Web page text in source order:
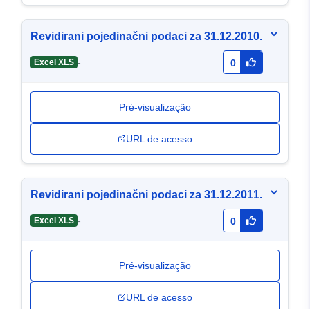
Revidirani pojedinačni podaci za 31.12.2010.
Excel XLS - 0
Pré-visualização
URL de acesso
Revidirani pojedinačni podaci za 31.12.2011.
Excel XLS - 0
Pré-visualização
URL de acesso